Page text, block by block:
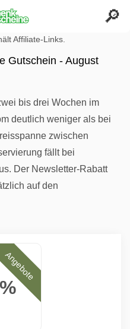
Affiliate-Links.
Gutschein - August
bis drei Wochen im
deutlich weniger als bei
zwischen
fällt bei
Der Newsletter-Rabatt
auf den
Angebote